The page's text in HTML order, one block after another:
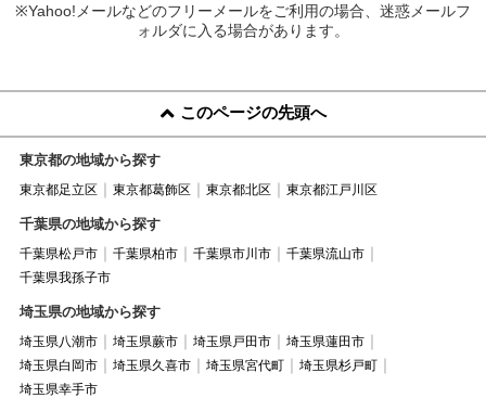
※Yahoo!メールなどのフリーメールをご利用の場合、迷惑メールフ
ォルダに入る場合があります。
このページの先頭へ
東京都の地域から探す
東京都足立区 東京都葛飾区 東京都北区 東京都江戸川区
千葉県の地域から探す
千葉県松戸市 千葉県柏市 千葉県市川市
千葉県流山市
千葉県我孫子市
埼玉県の地域から探す
埼玉県八潮市 埼玉県蕨市 埼玉県戸田市
埼玉県蓮田市
埼玉県白岡市
埼玉県久喜市 埼玉県宮代町
埼玉県杉戸町
埼玉県幸手市